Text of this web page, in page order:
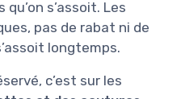
s’assoit. Les
pas de rabat ni de
longtemps.
c’est sur les